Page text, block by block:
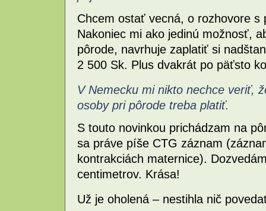
Chcem ostať vecná, o rozhovore
Nakoniec mi ako jedinú možnosť,
pôrode, navrhuje zaplatiť si
2 500 Sk. Plus dvakrát po päťsto
V Nemecku mi nikto nechce veriť,
osoby pri pôrode treba platiť.
S touto novinkou prichádzam na
sa práve píše CTG záznam
kontrakciách maternice).
centimetrov. Krása!
Už je oholená – nestihla nič